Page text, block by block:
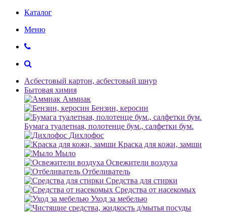
Каталог
Меню
Асбестовый картон, асбестовый шнур
Бытовая химия
Аммиак
Бензин, керосин
Бумага туалетная, полотенце бум., салфетки бум.
Дихлофос
Краска для кожи, замши
Мыло
Освежители воздуха
Отбеливатель
Средства для стирки
Средства от насекомых
Уход за мебелью